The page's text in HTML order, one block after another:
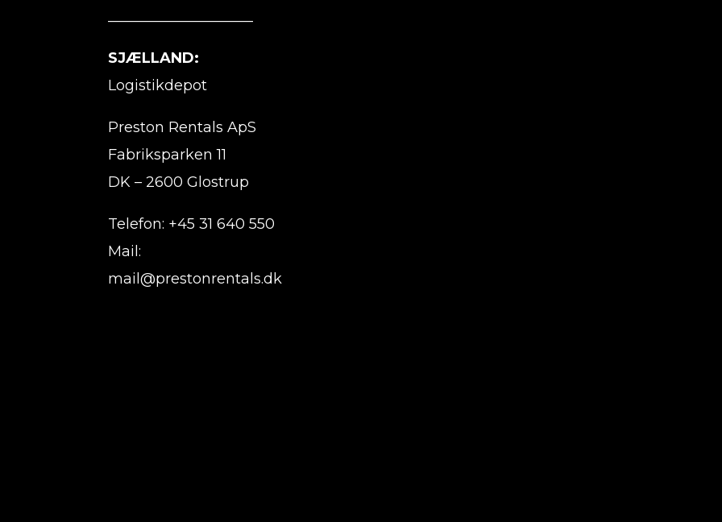
SJÆLLAND:
Logistikdepot
Preston Rentals ApS
Fabriksparken 11
DK – 2600 Glostrup
Telefon: +45 31 640 550
Mail:
mail@prestonrentals.dk